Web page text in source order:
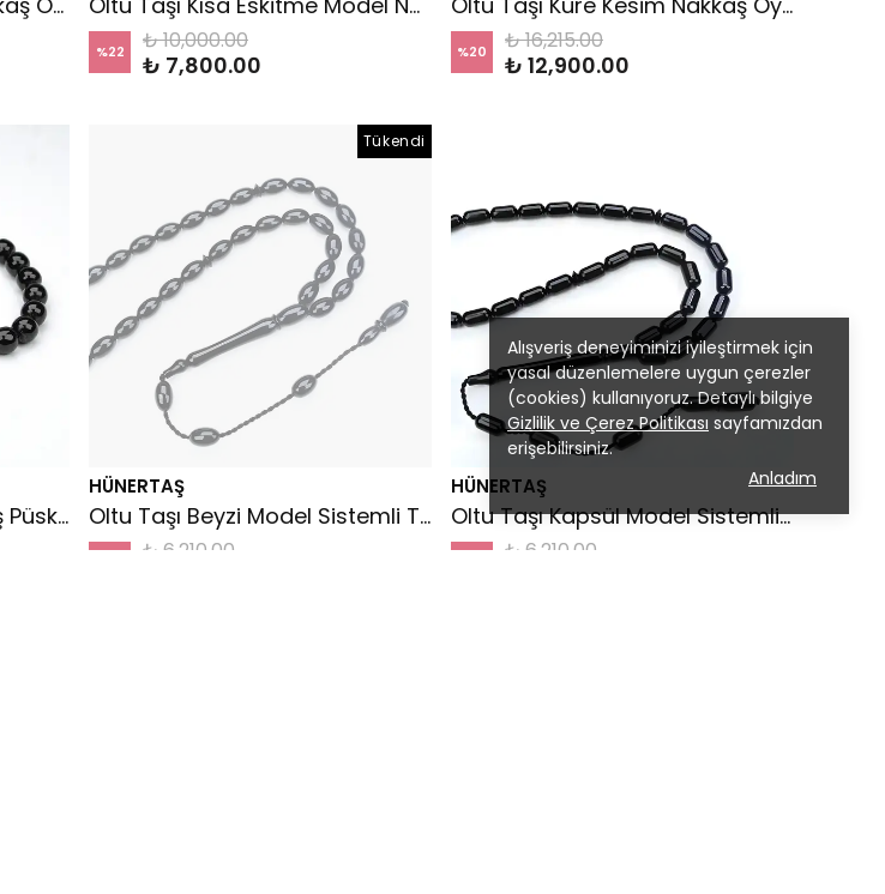
Alışveriş deneyiminizi iyileştirmek için
yasal düzenlemelere uygun çerezler
(cookies) kullanıyoruz. Detaylı bilgiye
Gizlilik ve Çerez Politikası sayfamızdan
erişebilirsiniz.
Anladım
%22 ₺ 10,000.00
₺ 7,800.00 %20 ₺ 16,215.00
₺ 12,900.00
Oltu Taşı İşlemesiz Gümüş Püsküllü Küre Tespih
Tükendi
HÜNERTAŞ
Oltu Taşı Beyzi Model Sistemli Tespih
₺ 6,210.00
HÜNERTAŞ
Oltu Taşı Kapsül Model Sistemli Tespih
₺ 6,210.00